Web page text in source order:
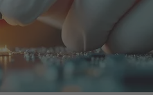
Digital Security